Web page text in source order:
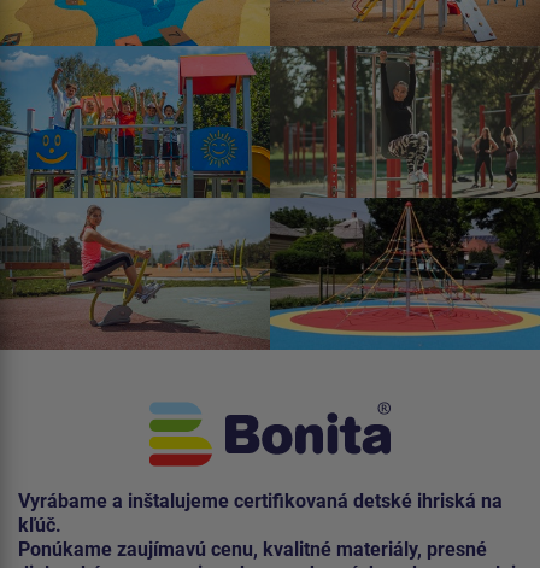
Vyrábame a inštalujeme certifikovaná detské ihriská na
kľúč.
Ponúkame zaujímavú cenu, kvalitné materiály, presné